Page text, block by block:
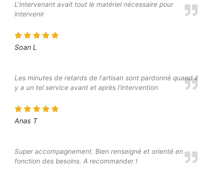
L'intervenant avait tout le matériel nécessaire pour
intervenir
Soan L
Les minutes de retards de l'artisan sont pardonné quand il
y a un tel service avant et après l'intervention
Anas T
Super accompagnement. Bien renseigné et orienté en
fonction des besoins. A recommander !